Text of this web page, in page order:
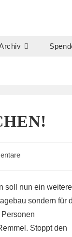
soll nun ein
sondern für
Stoppt den